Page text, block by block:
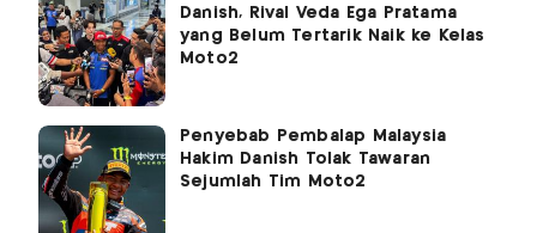
Danish, Rival Veda Ega Pratama
yang Belum Tertarik Naik ke Kelas
Moto2
Penyebab Pembalap Malaysia
Hakim Danish Tolak Tawaran
Sejumlah Tim Moto2